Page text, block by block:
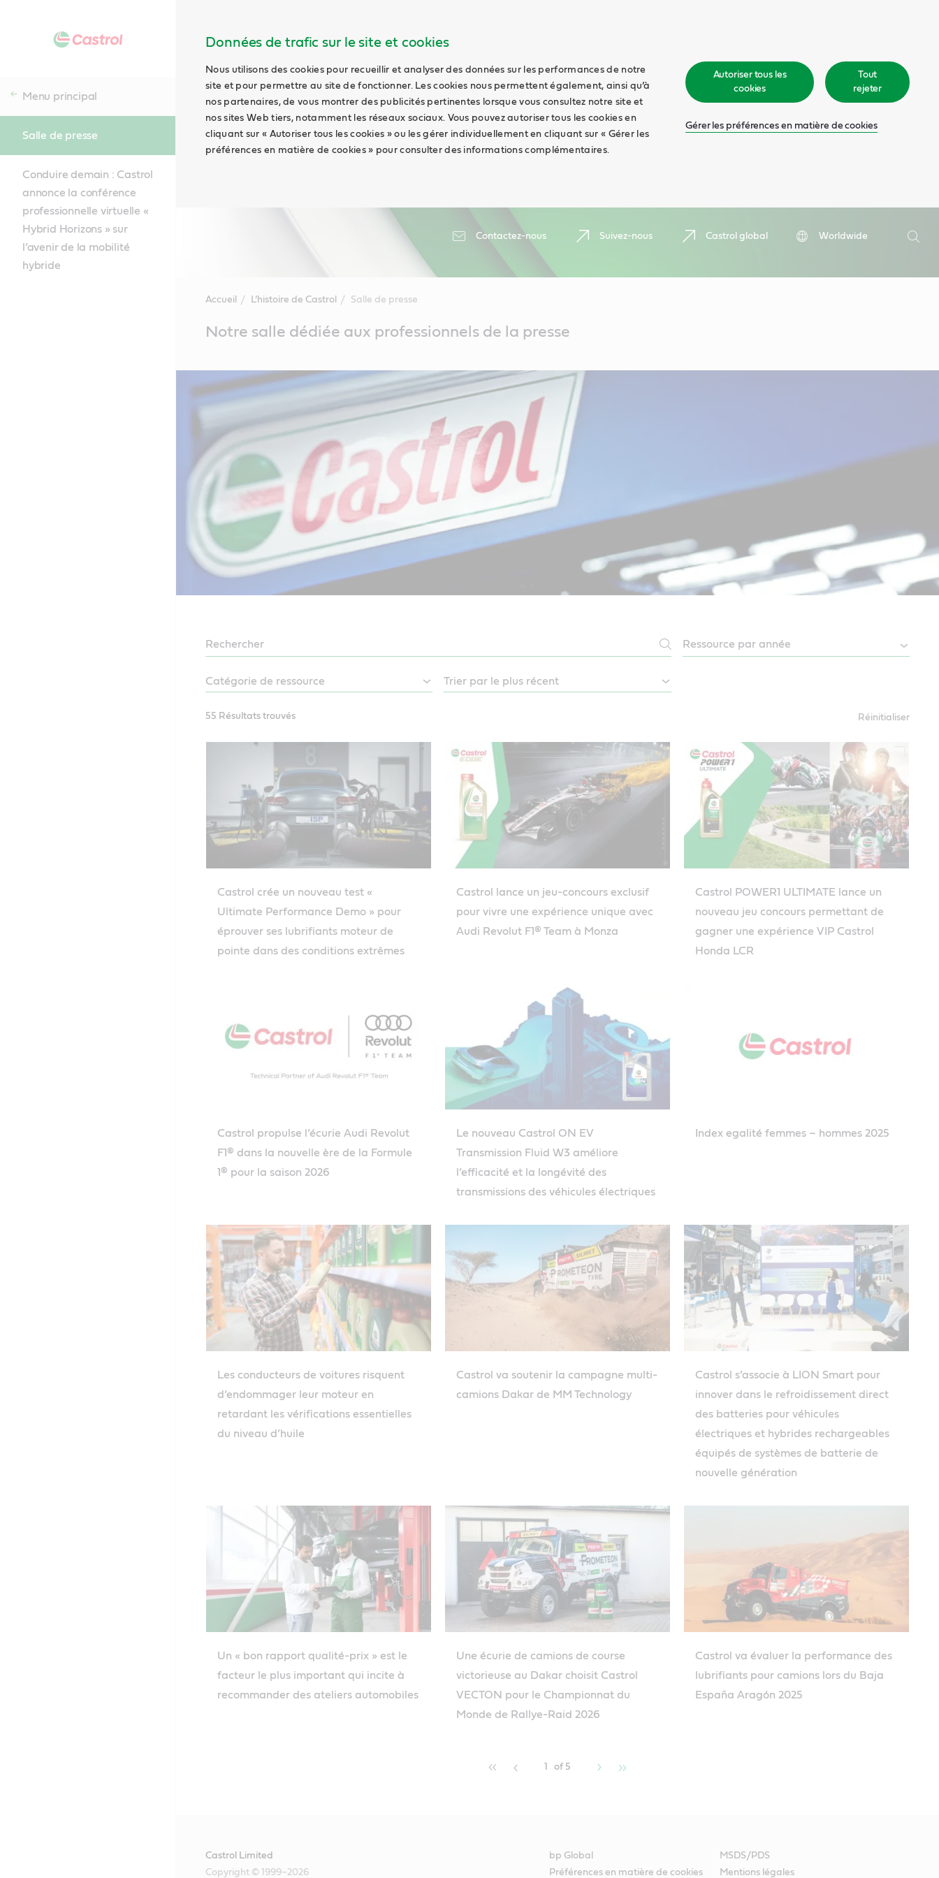
Données de trafic sur le site et cookies
Nous utilisons des cookies pour recueillir et analyser des données sur les performances de notre
site et pour permettre au site de fonctionner. Les cookies nous permettent également, ainsi qu’à
nos partenaires, de vous montrer des publicités pertinentes lorsque vous consultez notre site et
nos sites Web tiers, notamment les réseaux sociaux. Vous pouvez autoriser tous les cookies en
cliquant sur « Autoriser tous les cookies » ou les gérer individuellement en cliquant sur « Gérer les
préférences en matière de cookies » pour consulter des informations complémentaires.
Autoriser tous les
cookies
Tout
rejeter
Gérer les préférences en matière de cookies
Contactez-nous Suivez-nous Castrol global
Worldwide
Menu principal
Salle de presse
Conduire demain : Castrol
annonce la conférence
professionnelle virtuelle «
Hybrid Horizons » sur
l’avenir de la mobilité
hybride
Accueil L’histoire de Castrol Salle de presse
ContentNotre salle dédiée aux professionnels de la presse
NEWSROOM
55 Résultats trouvés Réinitialiser
Castrol crée un nouveau test «
Ultimate Performance Demo » pour
éprouver ses lubrifiants moteur de
pointe dans des conditions extrêmes
Castrol lance un jeu-concours exclusif
pour vivre une expérience unique avec
Audi Revolut F1® Team à Monza
Castrol POWER1 ULTIMATE lance un
nouveau jeu concours permettant de
gagner une expérience VIP Castrol
Honda LCR
Castrol propulse l’écurie Audi Revolut
F1® dans la nouvelle ère de la Formule
1® pour la saison 2026
Le nouveau Castrol ON EV
Transmission Fluid W3 améliore
l’efficacité et la longévité des
transmissions des véhicules électriques
Index egalité femmes – hommes 2025
Les conducteurs de voitures risquent
d’endommager leur moteur en
retardant les vérifications essentielles
du niveau d’huile
Castrol va soutenir la campagne multi-
camions Dakar de MM Technology
Castrol s’associe à LION Smart pour
innover dans le refroidissement direct
des batteries pour véhicules
électriques et hybrides rechargeables
équipés de systèmes de batterie de
nouvelle génération
Un « bon rapport qualité-prix » est le
facteur le plus important qui incite à
recommander des ateliers automobiles
Une écurie de camions de course
victorieuse au Dakar choisit Castrol
VECTON pour le Championnat du
Monde de Rallye-Raid 2026
Castrol va évaluer la performance des
lubrifiants pour camions lors du Baja
España Aragón 2025
1 of 5
Castrol Limited
Copyright © 1999–2026
bp Global
MSDS/PDS
Préférences en matière de cookies
Mentions légales